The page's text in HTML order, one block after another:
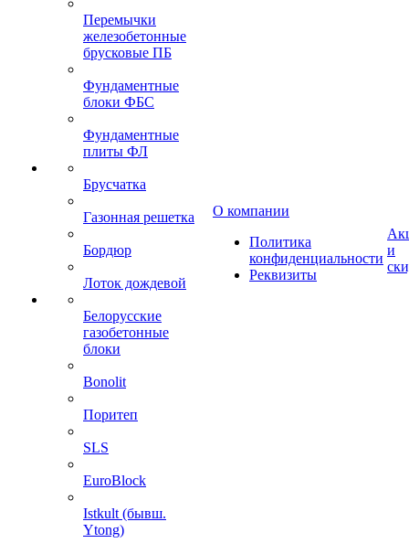
Перемычки
железобетонные
брусковые ПБ
Фундаментные
блоки ФБС
Фундаментные
плиты ФЛ
Брусчатка
Газонная решетка
Бордюр
Лоток дождевой
Белорусские
газобетонные
блоки
Bonolit
Поритеп
SLS
EuroBlock
Istkult (бывш.
Ytong)
О компании
Политика
конфиденциальности
Реквизиты
и